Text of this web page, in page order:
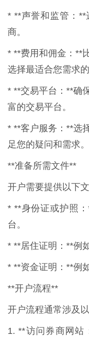
* **声誉和监管：
商。
* **费用和佣金：**
选择最适合您需求的
* **交易平台：**确
富的交易平台。
* **客户服务：**选
足您的疑问和需求。
**准备所需文件**
开户需要提供以下文
* **身份证或护照
台。
* **居住证明：**例
* **资金证明：**例
**开户流程**
开户流程通常涉及
1. **访问券商网站